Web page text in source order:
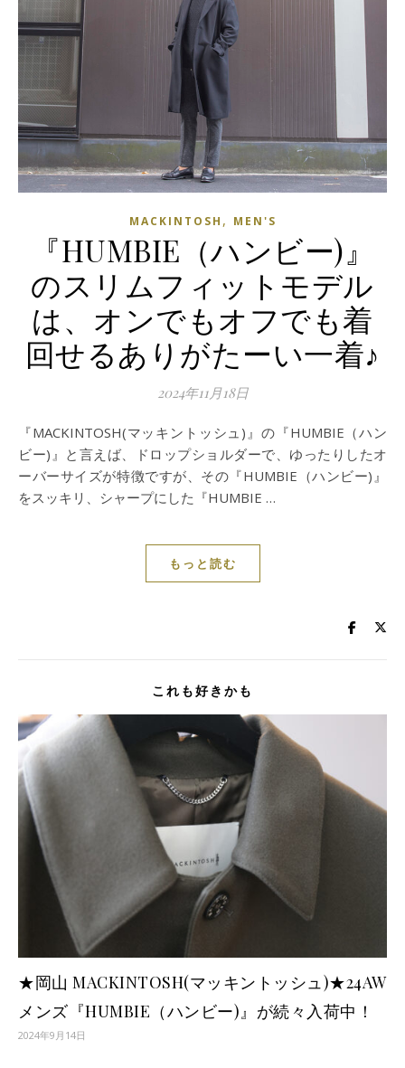
MACKINTOSH , MEN'S
『HUMBIE（ハンビー)』
のスリムフィットモデル
は、オンでもオフでも着
回せるありがたーい一着♪
2024年11月18日
『MACKINTOSH(マッキントッシュ)』の『HUMBIE（ハン
ビー)』と言えば、ドロップショルダーで、ゆったりしたオ
ーバーサイズが特徴ですが、その『HUMBIE（ハンビー)』
をスッキリ、シャープにした『HUMBIE …
もっと読む
これも好きかも
★岡山 MACKINTOSH(マッキントッシュ)★24AW
メンズ『HUMBIE（ハンビー)』が続々入荷中！
2024年9月14日